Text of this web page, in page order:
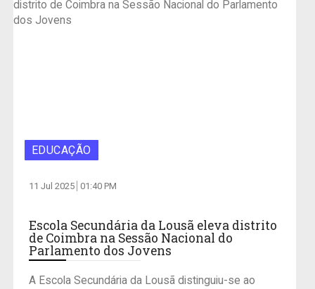
EDUCAÇÃO
11 Jul 2025 01:40 PM
Escola Secundária da Lousã eleva distrito
de Coimbra na Sessão Nacional do
Parlamento dos Jovens
A Escola Secundária da Lousã distinguiu-se ao